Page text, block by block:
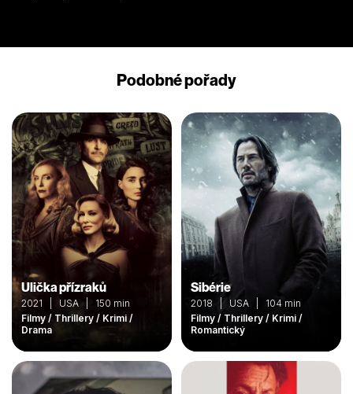
Podobné pořady
Ulička přízraků
2021 | USA | 150 min
Filmy / Thrillery / Krimi /
Drama
Sibérie
2018 | USA | 104 min
Filmy / Thrillery / Krimi /
Romantický